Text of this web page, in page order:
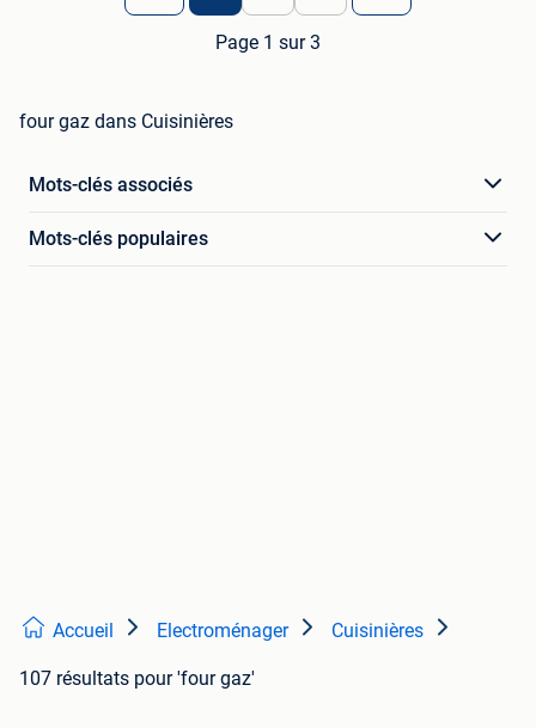
Page 1 sur 3
four gaz dans Cuisinières
Mots-clés associés
Mots-clés populaires
Accueil Electroménager Cuisinières
107 résultats pour 'four gaz'